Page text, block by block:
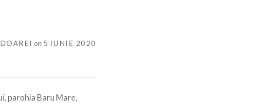
on 5 IUNIE 2020
parohia Baru Mare,